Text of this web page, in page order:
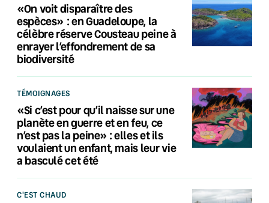
«On voit disparaître des
espèces» : en Guadeloupe, la
célèbre réserve Cousteau peine à
enrayer l’effondrement de sa
biodiversité
TÉMOIGNAGES
«Si c’est pour qu’il naisse sur une
planète en guerre et en feu, ce
n’est pas la peine» : elles et ils
voulaient un enfant, mais leur vie
a basculé cet été
C'EST CHAUD